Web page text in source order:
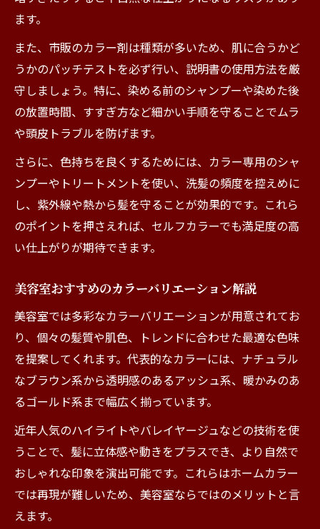
ます。
また、市販のカラー剤は種類が多いため、肌に合うかど
うかのパッチテストを必ず行い、説明書の使用方法を厳
守しましょう。特に、染める前のシャンプーや染めた後
の放置時間、すすぎ方など細かい手順を守ることでムラ
や頭皮トラブルを防げます。
さらに、色持ちを良くするためには、カラー専用のシャ
ンプーやトリートメントを使い、洗髪の頻度を控えめに
し、紫外線や熱から髪を守ることが効果的です。これら
のポイントを押さえれば、セルフカラーでも満足度の高
い仕上がりが期待できます。
美容室おすすめのカラーバリエーション解説
美容室では多彩なカラーバリエーションが用意されてお
り、個々の髪質や肌色、トレンドに合わせた最適な色味
を提案してくれます。代表的なカラーには、ナチュラル
なブラウン系から透明感のあるアッシュ系、暖かみのあ
るゴールド系まで幅広く揃っています。
近年人気のハイライトやバレイヤージュなどの技術を使
うことで、髪に立体感や動きをプラスでき、より自然で
おしゃれな印象を演出可能です。これらはホームカラー
では再現が難しいため、美容室ならではのメリットと言
えます。